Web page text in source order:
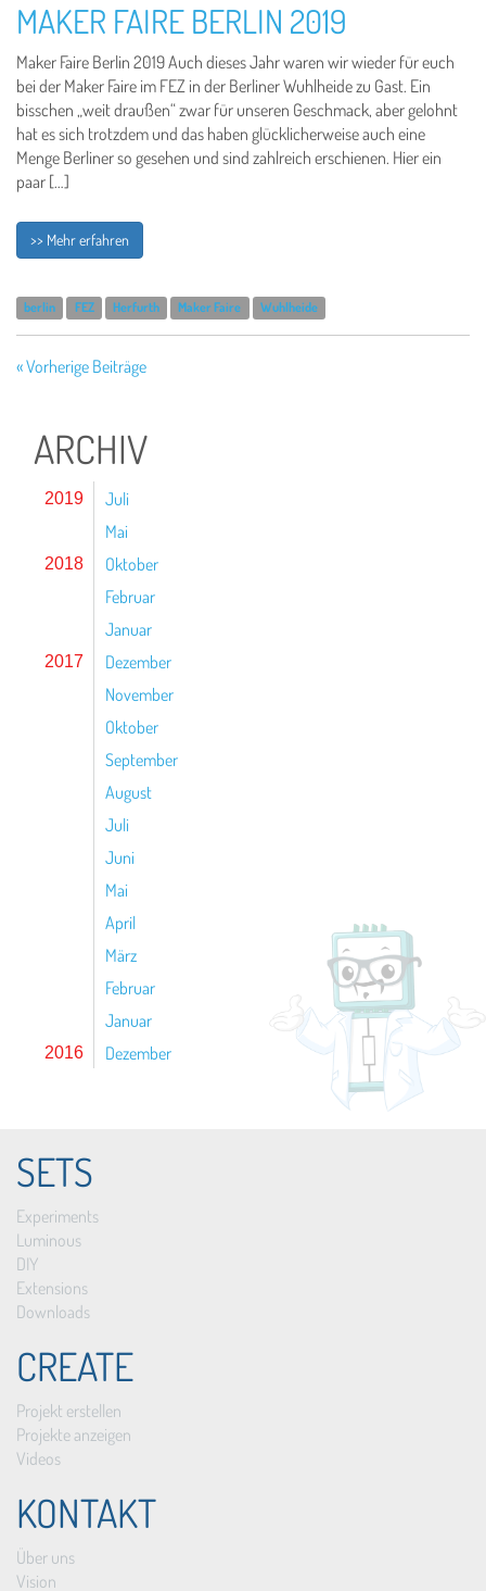
MAKER FAIRE BERLIN 2019
Maker Faire Berlin 2019 Auch dieses Jahr waren wir wieder für euch
bei der Maker Faire im FEZ in der Berliner Wuhlheide zu Gast. Ein
bisschen „weit draußen“ zwar für unseren Geschmack, aber gelohnt
hat es sich trotzdem und das haben glücklicherweise auch eine
Menge Berliner so gesehen und sind zahlreich erschienen. Hier ein
paar […]
>> Mehr erfahren
berlin FEZ Herfurth Maker Faire Wuhlheide
« Vorherige Beiträge
ARCHIV
2019
Juli
Mai
2018
Oktober
Februar
Januar
2017
Dezember
November
Oktober
September
August
Juli
Juni
Mai
April
März
Februar
Januar
2016 Dezember
SETS
Experiments
Luminous
DIY
Extensions
Downloads
CREATE
Projekt erstellen
Projekte anzeigen
Videos
KONTAKT
Über uns
Vision